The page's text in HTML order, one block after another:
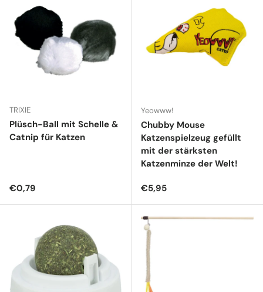
TRIXIE
Plüsch-Ball mit Schelle &
Catnip für Katzen
Normaler Preis
€0,79
Yeowww!
Chubby Mouse
Katzenspielzeug gefüllt
mit der stärksten
Katzenminze der Welt!
Normaler Preis
€5,95